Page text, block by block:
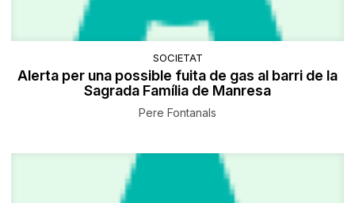
SOCIETAT
Alerta per una possible fuita de gas al barri de la
Sagrada Família de Manresa
Pere Fontanals